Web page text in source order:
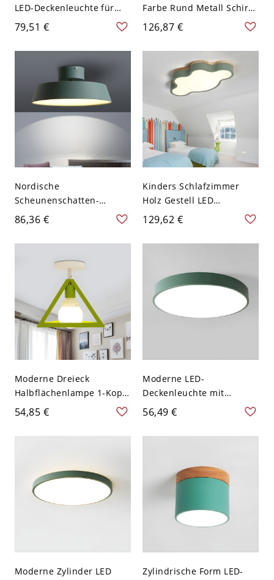
LED-Deckenleuchte für
Kinderzimmer &
Kinderkrippe - Grün 110V-
120V 45,72 cm
79,51 €
Farbe Rund Metall Schirm
1-Kopf Deckenlampe Holz
Gestell LED Deckenleuchte
- Grün 110V-120V 30,48
cm Weißlicht
126,87 €
Nordische
Scheunenschatten-
Deckenbeleuchtung Ein
Kopf Metallisch Grün
Halbflächenleuchte für
86,36 €
Kinders Schlafzimmer
Holz Gestell LED
Deckenlampe Wolke
Metall Macaron Farbe
Schirm 1-Licht
110V-120V 52,07 cm
Weißlicht
129,62 €
Moderne Dreieck
Halbflächenlampe 1-Kopf
Eisen Deckenleuchte in
Grün für Schlafzimmer
54,85 €
Moderne LED-
Deckenleuchte mit
weißem Acrylschirm - 1-
Licht - 110V-120V Grün
22,86 cm Weißlicht
56,49 €
Moderne Zylinder LED
Zylindrische Form LED-